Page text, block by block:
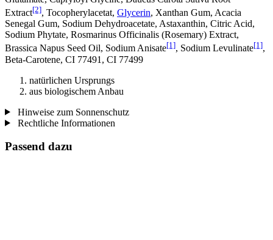
Extract[2], Tocopherylacetat, Glycerin, Xanthan Gum, Acacia
Senegal Gum, Sodium Dehydroacetate, Astaxanthin, Citric Acid,
Sodium Phytate, Rosmarinus Officinalis (Rosemary) Extract,
Brassica Napus Seed Oil, Sodium Anisate[1], Sodium Levulinate[1],
Beta-Carotene, CI 77491, CI 77499
natürlichen Ursprungs
aus biologischem Anbau
Hinweise zum Sonnenschutz
Rechtliche Informationen
Passend dazu